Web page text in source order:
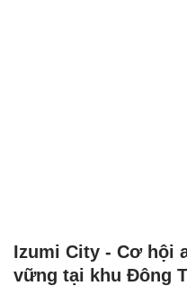
Izumi City - Cơ hội
vững tại khu Đông